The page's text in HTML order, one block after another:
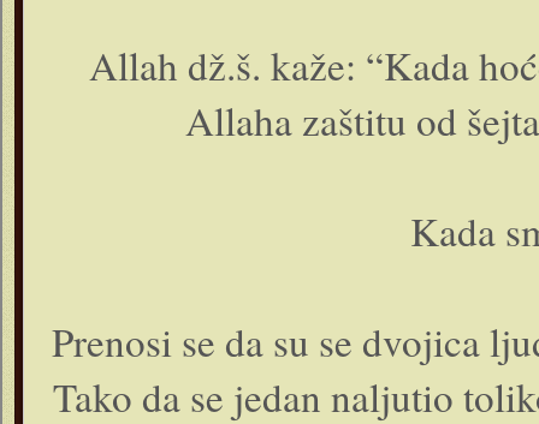
Allah dž.š. kaže: “Kada
Allaha zaštitu od
Kada
Prenosi se da su se dvojica
Tako da se jedan naljutio